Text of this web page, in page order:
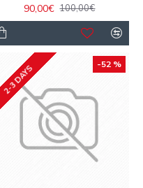
90,00€ 100,00€
-52 %
2-3 DAYS